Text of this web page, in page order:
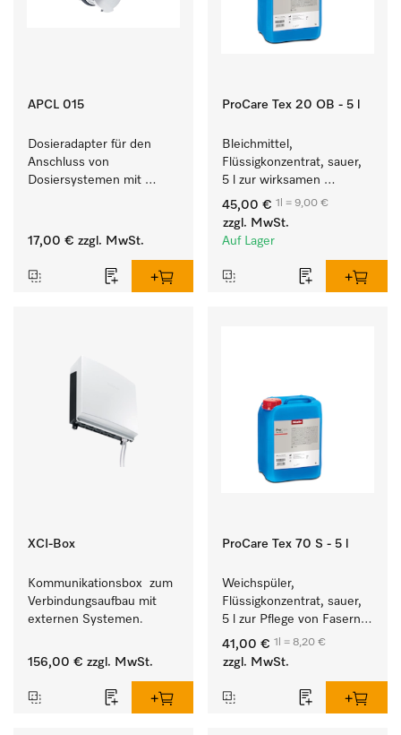
APCL 015
Dosieradapter für den
Anschluss von
Dosiersystemen mit
17,00 € zzgl. MwSt.
ProCare Tex 20 OB - 5 l
Bleichmittel,
Flüssigkonzentrat, sauer,
5 l zur wirksamen
Entfernung von
hartnäckigen Flecken.
45,00 € 1l = 9,00 €
zzgl. MwSt.
Auf Lager
XCI-Box
Kommunikationsbox  zum
Verbindungsaufbau mit
externen Systemen.
156,00 € zzgl. MwSt.
ProCare Tex 70 S - 5 l
Weichspüler,
Flüssigkonzentrat, sauer,
5 l zur Pflege von Fasern
für eine langfristige
Geschmeidigkeit der
41,00 € 1l = 8,20 €
zzgl. MwSt.